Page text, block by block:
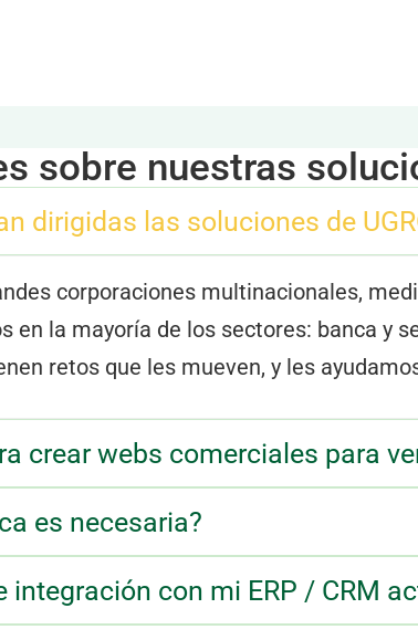
sobre nuestras
dirigidas las soluciones de
corporaciones multinacionales,
en la mayoría de los sectores: banca y
retos que les mueven, y les
crear webs comerciales para
es necesaria?
integración con mi ERP / CRM